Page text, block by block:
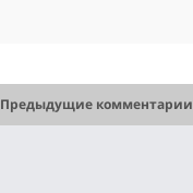
Предыдущие комментарии